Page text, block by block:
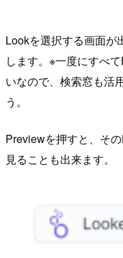
Lookを選択する画面が
します。※一度にすべ
いなので、検索窓も活
う。
Previewを押すと、そ
見ることも出来ます。